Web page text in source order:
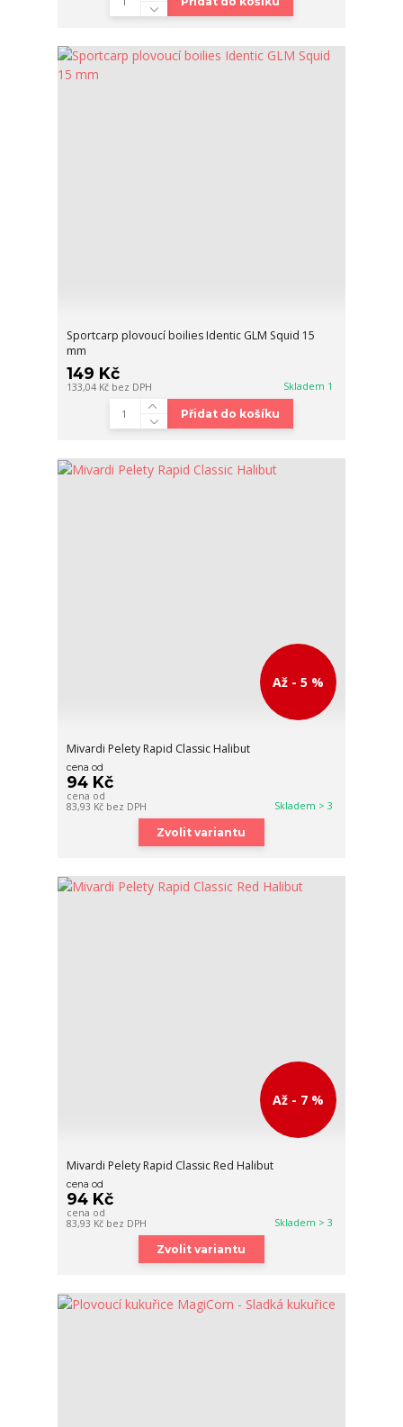
Sportcarp plovoucí boilies Identic GLM Squid 15
mm
149 Kč
133,04 Kč bez DPH Skladem 1
Přidat do košíku
Až - 5 %
Mivardi Pelety Rapid Classic Halibut
cena od
94 Kč
cena od
83,93 Kč bez DPH Skladem > 3
Zvolit variantu
Až - 7 %
Mivardi Pelety Rapid Classic Red Halibut
cena od
94 Kč
cena od
83,93 Kč bez DPH Skladem > 3
Zvolit variantu